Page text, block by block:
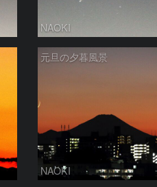
NAOKI
元旦の夕暮風景
NAOKI